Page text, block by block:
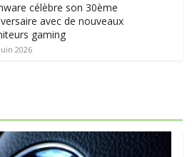
célèbre son 30ème
avec de nouveaux
gaming
2026